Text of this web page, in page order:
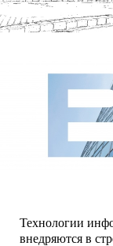
Технологии
внедряются в